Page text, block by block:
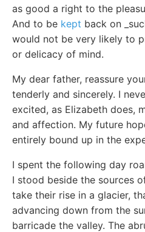
as good a right to the
And to be kept back on
would not be very likely to
or delicacy of mind.
My dear father, reassure
tenderly and sincerely. I
excited, as Elizabeth does,
and affection. My future
entirely bound up in the
I spent the following day
I stood beside the sources
take their rise in a glacier,
advancing down from the
barricade the valley. The